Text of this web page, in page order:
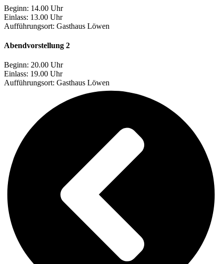
Beginn: 14.00 Uhr
Einlass: 13.00 Uhr
Aufführungsort: Gasthaus Löwen
Abendvorstellung 2
Beginn: 20.00 Uhr
Einlass: 19.00 Uhr
Aufführungsort: Gasthaus Löwen